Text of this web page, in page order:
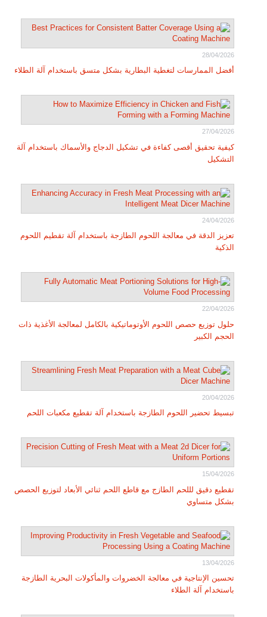
28/04/2026
أفضل الممارسات لتغطية البطارية بشكل متسق باستخدام آلة الطلاء
27/04/2026
كيفية تحقيق أقصى كفاءة في تشكيل الدجاج والأسماك باستخدام آلة
التشكيل
24/04/2026
تعزيز الدقة في معالجة اللحوم الطازجة باستخدام آلة تقطيم اللحوم
الذكية
22/04/2026
حلول توزيع حصص اللحوم الأوتوماتيكية بالكامل لمعالجة الأغذية ذات
الحجم الكبير
20/04/2026
تبسيط تحضير اللحوم الطازجة باستخدام آلة تقطيع مكعبات اللحم
15/04/2026
تقطيع دقيق لللحم الطازج مع قاطع اللحم ثنائي الأبعاد لتوزيع الحصص
بشكل متساوي
13/04/2026
تحسين الإنتاجية في معالجة الخضروات والمأكولات البحرية الطازجة
باستخدام آلة الطلاء